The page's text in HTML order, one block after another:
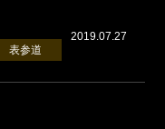
2019.07.27
表参道